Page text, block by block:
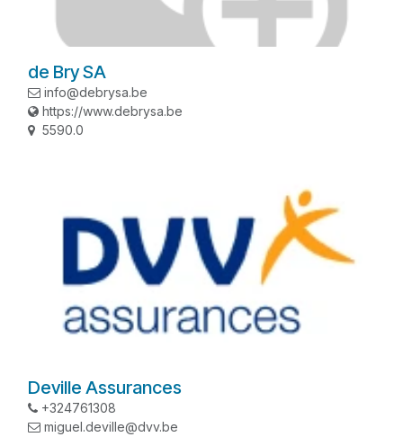
de Bry SA
info@debrysa.be
https://www.debrysa.be
5590.0
Deville Assurances
+324761308
miguel.deville@dvv.be